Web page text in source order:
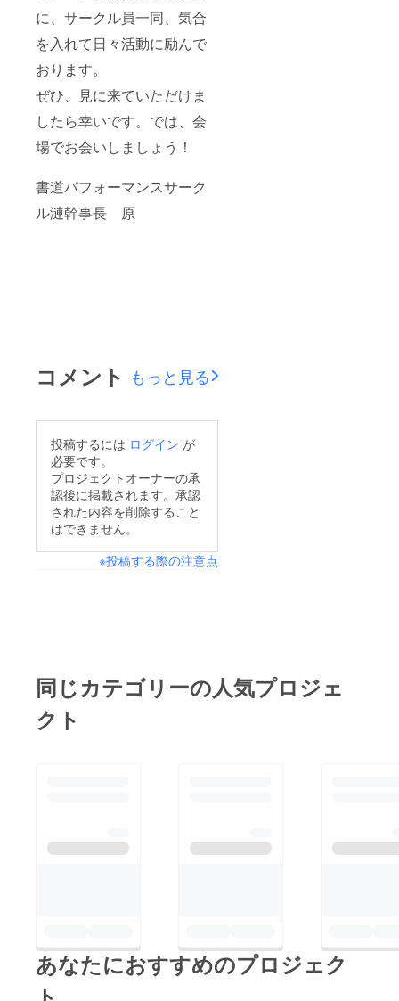
に、サークル員一同、気合
を入れて日々活動に励んで
おります。
ぜひ、見に来ていただけま
したら幸いです。では、会
場でお会いしましょう！
書道パフォーマンスサーク
ル漣幹事長 原
コメント もっと見る
投稿するには ログイン が
必要です。
プロジェクトオーナーの承
認後に掲載されます。承認
された内容を削除すること
はできません。
※投稿する際の注意点
同じカテゴリーの人気プロジェ
クト
あなたにおすすめのプロジェク